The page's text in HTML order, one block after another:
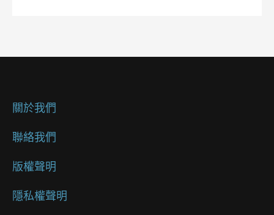
關於我們
聯絡我們
版權聲明
隱私權聲明